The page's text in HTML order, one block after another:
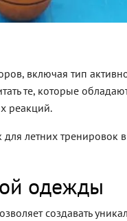
включая тип
те, которые
реакций.
летних тренировок
одежды
создавать